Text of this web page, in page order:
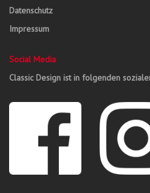
Datenschutz
Impressum
Social Media
Classic Design ist in folgenden